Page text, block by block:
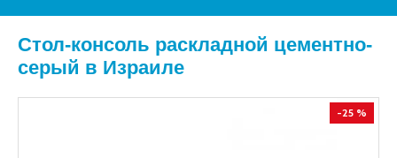
Стол-консоль раскладной цементно-
серый в Израиле
-25 %